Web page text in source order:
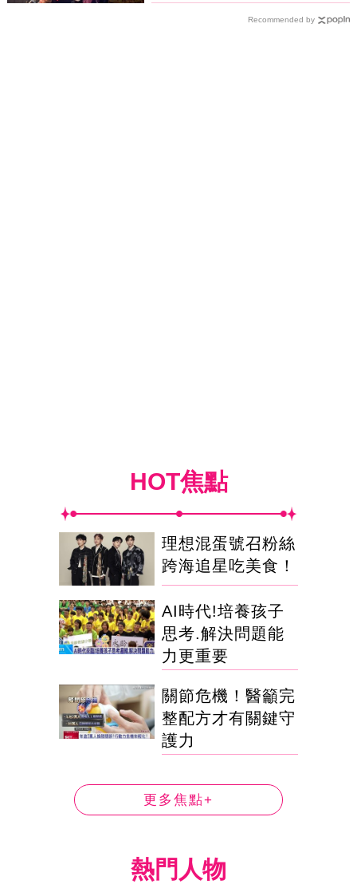
Recommended by
HOT焦點
理想混蛋號召粉絲
跨海追星吃美食！
AI時代!培養孩子
思考.解決問題能
力更重要
關節危機！醫籲完
整配方才有關鍵守
護力
更多焦點+
熱門人物